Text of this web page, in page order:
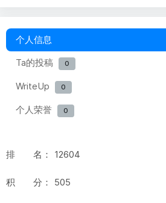
个人信息
Ta的投稿
0
WriteUp 0
个人荣誉 0
排 名： 12604
积 分： 505